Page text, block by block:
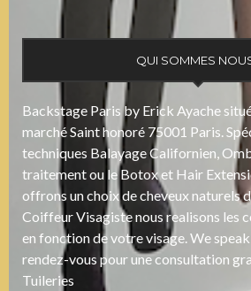
QUI SOMMES
Backstage Paris by Erick Ayache
marché Saint honoré 75001 Paris.
techniques Balayage Californien,
traitement ou le Botox et Hair
offrons un choix de cheveux naturels
Coiffeur Visagiste nous realisons les
en fonction de votre visage. We
rendez-vous pour une consultation
Tuileries